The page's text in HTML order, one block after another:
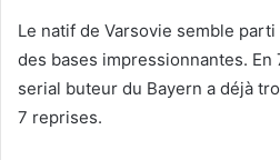
Le natif de Varsovie semble
des bases impressionnantes. En
serial buteur du Bayern a déjà
7 reprises.